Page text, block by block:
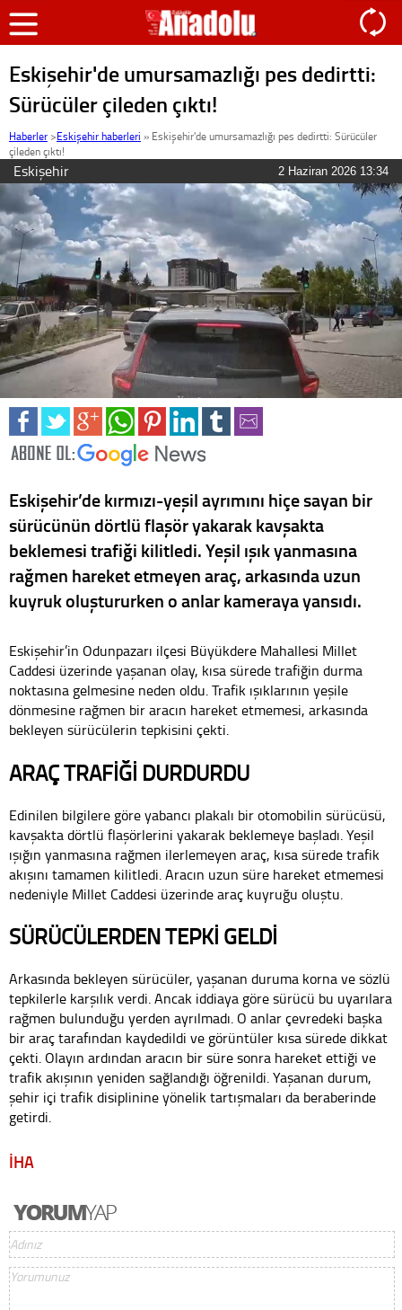
Eskişehir'de umursamazlığı pes dedirtti:
Sürücüler çileden çıktı!
Haberler >Eskişehir haberleri » Eskişehir'de umursamazlığı pes dedirtti: Sürücüler
çileden çıktı!
Eskişehir 2 Haziran 2026 13:34
Eskişehir’de kırmızı-yeşil ayrımını hiçe sayan bir
sürücünün dörtlü flaşör yakarak kavşakta
beklemesi trafiği kilitledi. Yeşil ışık yanmasına
rağmen hareket etmeyen araç, arkasında uzun
kuyruk oluştururken o anlar kameraya yansıdı.
Eskişehir’in Odunpazarı ilçesi Büyükdere Mahallesi Millet
Caddesi üzerinde yaşanan olay, kısa sürede trafiğin durma
noktasına gelmesine neden oldu. Trafik ışıklarının yeşile
dönmesine rağmen bir aracın hareket etmemesi, arkasında
bekleyen sürücülerin tepkisini çekti.
ARAÇ TRAFİĞİ DURDURDU
Edinilen bilgilere göre yabancı plakalı bir otomobilin sürücüsü,
kavşakta dörtlü flaşörlerini yakarak beklemeye başladı. Yeşil
ışığın yanmasına rağmen ilerlemeyen araç, kısa sürede trafik
akışını tamamen kilitledi. Aracın uzun süre hareket etmemesi
nedeniyle Millet Caddesi üzerinde araç kuyruğu oluştu.
SÜRÜCÜLERDEN TEPKİ GELDİ
Arkasında bekleyen sürücüler, yaşanan duruma korna ve sözlü
tepkilerle karşılık verdi. Ancak iddiaya göre sürücü bu uyarılara
rağmen bulunduğu yerden ayrılmadı. O anlar çevredeki başka
bir araç tarafından kaydedildi ve görüntüler kısa sürede dikkat
çekti. Olayın ardından aracın bir süre sonra hareket ettiği ve
trafik akışının yeniden sağlandığı öğrenildi. Yaşanan durum,
şehir içi trafik disiplinine yönelik tartışmaları da beraberinde
getirdi.
İHA